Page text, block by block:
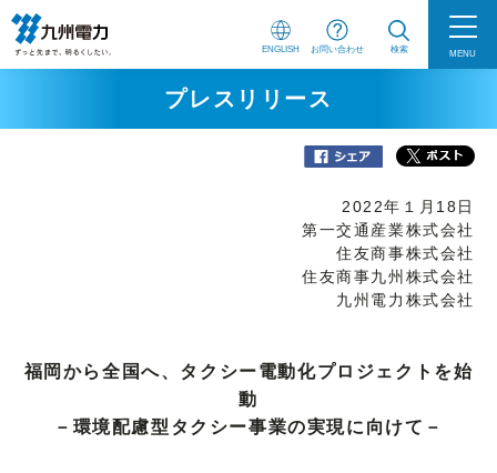
ENGLISH お問い合わせ 検索 MENU
プレスリリース
2022年１月18日
第一交通産業株式会社
住友商事株式会社
住友商事九州株式会社
九州電力株式会社
福岡から全国へ、タクシー電動化プロジェクトを始
動
－環境配慮型タクシー事業の実現に向けて－